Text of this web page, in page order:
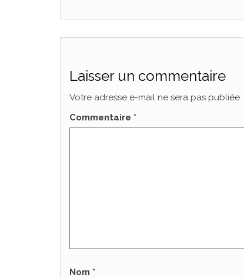
Laisser un commentaire
Votre adresse e-mail ne sera pas publiée.
Commentaire *
Nom *